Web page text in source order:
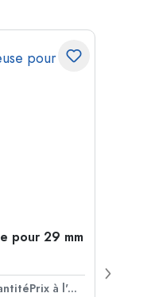
pour 29 mm
Prix à l'unité